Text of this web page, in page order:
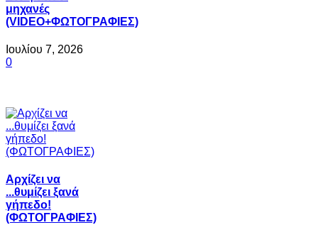
μηχανές
(VIDEO+ΦΩΤΟΓΡΑΦΙΕΣ)
Ιουλίου 7, 2026
0
Αρχίζει να
...θυμίζει ξανά
γήπεδο!
(ΦΩΤΟΓΡΑΦΙΕΣ)